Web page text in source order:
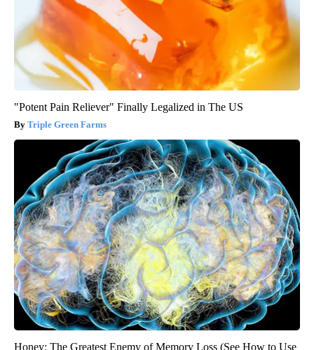
"Potent Pain Reliever" Finally Legalized in The US
Triple Green Farms
Honey: The Greatest Enemy of Memory Loss (See How to Use